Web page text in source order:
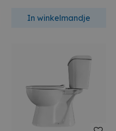
In winkelmandje